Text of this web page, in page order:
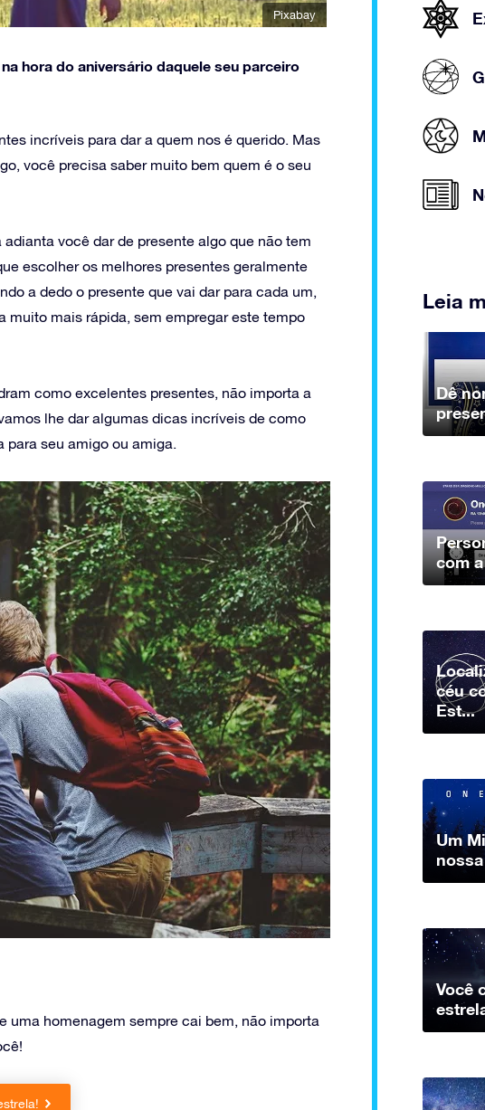
Pixabay
hora do aniversário daquele seu parceiro
incríveis para dar a quem nos é querido. Mas
você precisa saber muito bem quem é o seu
você dar de presente algo que não tem
escolher os melhores presentes geralmente
a dedo o presente que vai dar para cada um,
muito mais rápida, sem empregar este tempo
como excelentes presentes, não importa a
lhe dar algumas dicas incríveis de como
para seu amigo ou amiga.
uma homenagem sempre cai bem, não importa
Leia
Dê
com
céu
Est...
Um
Você